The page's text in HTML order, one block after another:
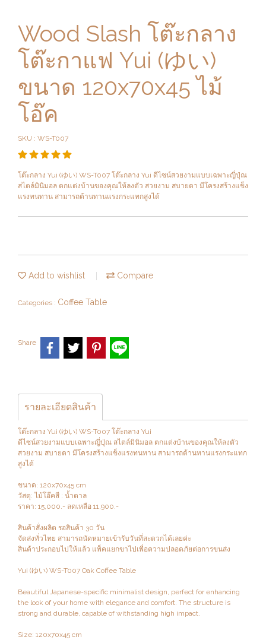
Wood Slash โต๊ะกลาง
โต๊ะกาแฟ Yui (ゆい)
ขนาด 120x70x45 ไม้
โอ๊ค
SKU : WS-T007
โต๊ะกลาง Yui (ゆい) WS-T007 โต๊ะกลาง Yui ดีไซน์สวยงามแบบเฉพาะญี่ปุ่ณ
สไตล์มินิมอล ตกแต่งบ้านของคุณให้ลงตัว สวยงาม สบายตา มีโครงสร้างแข็ง
แรงทนทาน สามารถต้านทานแรงกระแทกสูงได้
Add to wishlist Compare
Categories : Coffee Table
Share
รายละเอียดสินค้า
โต๊ะกลาง Yui (ゆい) WS-T007 โต๊ะกลาง Yui
ดีไซน์สวยงามแบบเฉพาะญี่ปุ่ณ สไตล์มินิมอล ตกแต่งบ้านของคุณให้ลงตัว
สวยงาม สบายตา มีโครงสร้างแข็งแรงทนทาน สามารถต้านทานแรงกระแทก
สูงได้
ขนาด: 120x70x45 cm
วัสดุ: ไม้โอ๊คสี : น้ำตาล
ราคา: 15,000.- ลดเหลือ 11,900.-
สินค้าสั่งผลิต รอสินค้า 30 วัน
จัดส่งทั่วไทย สามารถนัดหมายเข้ารับวันที่สะดวกได้เลยค่ะ
สินค้าประกอบไปให้แล้ว แพ็คแยกขาไปเพื่อความปลอดภัยต่อการขนส่ง
Yui (ゆい) WS-T007 Oak Coffee Table
Beautiful Japanese-specific minimalist design, perfect for enhancing
the look of your home with elegance and comfort. The structure is
strong and durable, capable of withstanding high impact.
Size: 120x70x45 cm